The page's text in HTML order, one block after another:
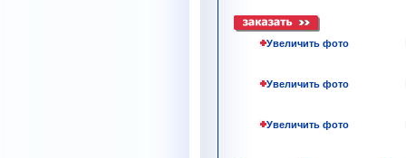
Увеличить фото
Увеличить фото
Увеличить фото